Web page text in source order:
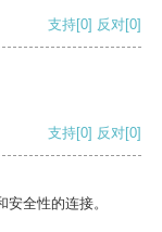
支持[0] 反对[0]
支持[0] 反对[0]
全性的连接。